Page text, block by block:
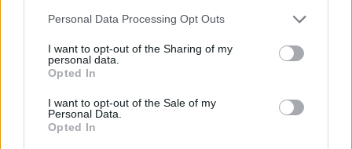
Please note that this website/app uses one or more Google
not limited to your visit or usage behaviour. You may click to
grant or deny consent to Google and its third-party tags to
use your data for below specified purposes in below Google
consent section.
Personal Data Processing Opt Outs
I want to opt-out of the Sharing of my
personal data.
Opted In
I want to opt-out of the Sale of my
Personal Data.
Opted In
Szervét